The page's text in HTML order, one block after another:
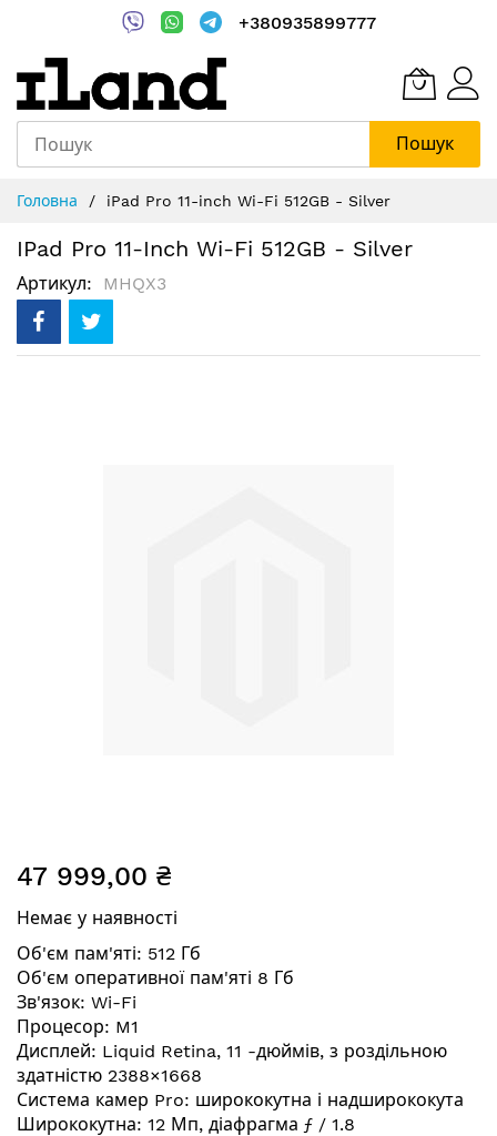
+380935899777
Пошук
Content
Головна iPad Pro 11-inch Wi-Fi 512GB - Silver
IPad Pro 11-Inch Wi-Fi 512GB - Silver
Артикул MHQX3
до
галереї
зображень
47 999,00 ₴
Немає у наявності
Об'єм пам'яті: 512 Гб
Об'єм оперативної пам'яті 8 Гб
Зв'язок: Wi-Fi
Процесор: M1
Дисплей: Liquid Retina, 11 -дюймів, з роздільною
здатністю 2388×1668
Система камер Pro: ширококутна і надширококута
Ширококутна: 12 Мп, діафрагма ƒ / 1.8